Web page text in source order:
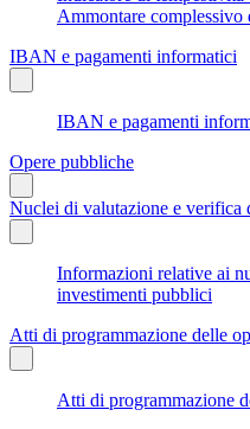
Ammontare complessivo
IBAN e pagamenti informatici
IBAN e pagamenti
Opere pubbliche
Nuclei di valutazione e verifica
Informazioni relative ai
investimenti pubblici
Atti di programmazione delle
Atti di programmazione